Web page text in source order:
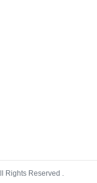
Rights Reserved .